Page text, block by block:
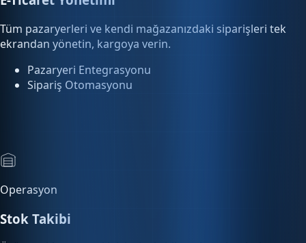
Sipariş Otomasyonu
Stok Takibi
Ürün stoklarınızı anlık izleyin, kritik stok seviyesinde
otomatik uyarı alın.